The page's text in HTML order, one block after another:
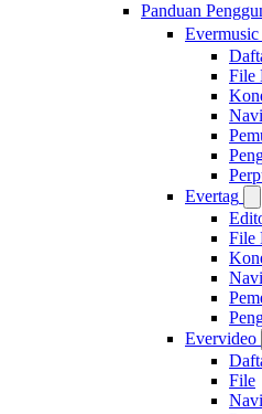
Panduan
Evermusic
File
Evertag
File
Evervideo
File